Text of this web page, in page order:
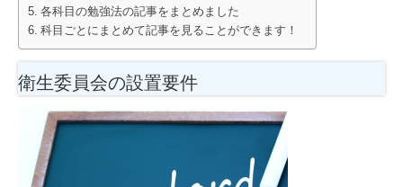
各科目の勉強法の記事をまとめました
科目ごとにまとめて記事を見ることができます！
衛生委員会の設置要件